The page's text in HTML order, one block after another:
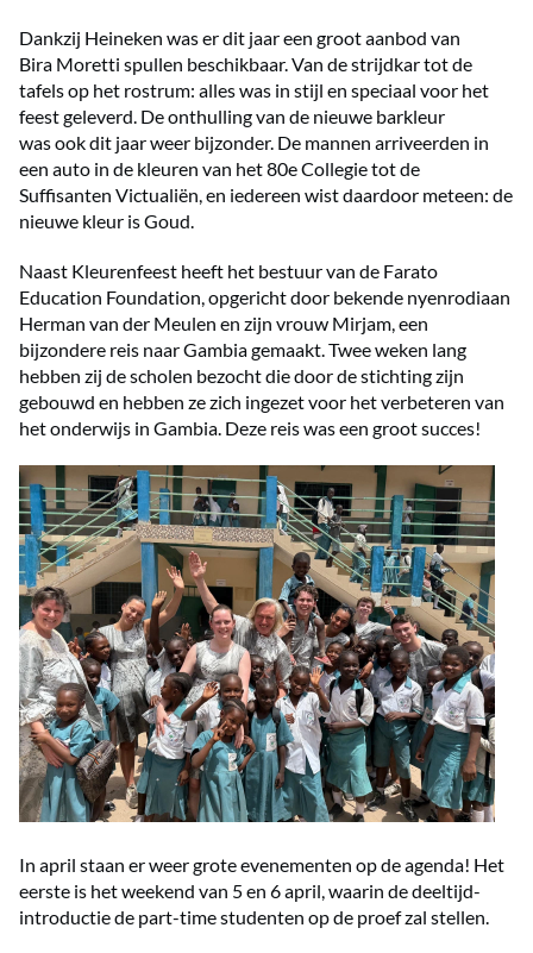
Dankzij Heineken was er dit jaar een grootaanbod van
Bira Moretti spullen beschikbaar. Van de strijdkar tot de
tafels op het rostrum: alles was in stijl en speciaal voor het
feest geleverd. De onthulling van de nieuwe barkleur
wasook dit jaar weer bijzonder. De mannen arriveerden in
een auto in de kleuren van het 80e Collegie tot de
Suffisanten Victualiën, en iedereen wistdaardoor meteen: de
nieuwe kleur is Goud.
Naast Kleurenfeest heeft het bestuur van de Farato
Education Foundation,opgericht door bekende nyenrodiaan
Herman van der Meulen en zijn vrouw Mirjam, een
bijzondere reis naar Gambia gemaakt. Twee weken lang
hebben zij de scholen bezocht die door de stichting zijn
gebouwd en hebben ze zich ingezet voor het verbeteren van
het onderwijs in Gambia. Deze reiswas een groot succes!
In april staan er weer grote evenementen op de agenda! Het
eerste is het weekend van 5 en 6 april, waarin de deeltijd-
introductie de part-time studenten op de proef zal stellen.